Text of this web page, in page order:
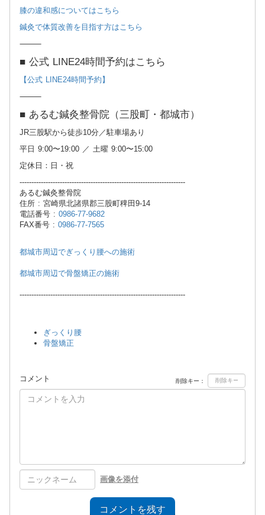
膝の違和感についてはこちら
鍼灸で体質改善を目指す方はこちら
⸻
■ 公式 LINE24時間予約はこちら
【公式 LINE24時間予約】
⸻
■ あるむ鍼灸整骨院（三股町・都城市）
JR三股駅から徒歩10分／駐車場あり
平日 9:00〜19:00 ／ 土曜 9:00〜15:00
定休日：日・祝
----------------------------------------------------------------------
あるむ鍼灸整骨院
住所 : 宮崎県北諸県郡三股町稗田9-14
電話番号 : 0986-77-9682
FAX番号 : 0986-77-7565
都城市周辺でぎっくり腰への施術
都城市周辺で骨盤矯正の施術
----------------------------------------------------------------------
ぎっくり腰
骨盤矯正
コメント 削除キー：
画像を添付
コメントを残す